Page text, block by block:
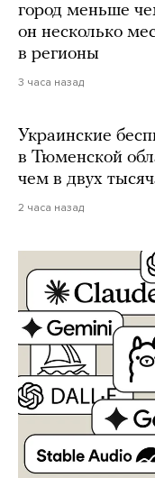
город меньше
он несколько
в регионы
3 часа назад
Украинские
в Тюменской
чем в двух
2 часа назад